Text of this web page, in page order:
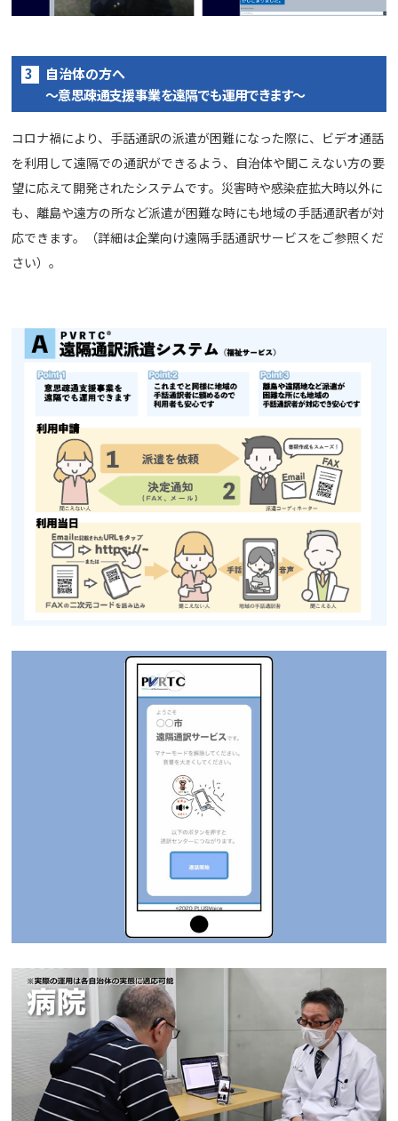
自治体の方へ
～意思疎通支援事業を遠隔でも運用できます～
コロナ禍により、手話通訳の派遣が困難になった際に、ビデオ通話
を利用して遠隔での通訳ができるよう、自治体や聞こえない方の要
望に応えて開発されたシステムです。災害時や感染症拡大時以外に
も、離島や遠方の所など派遣が困難な時にも地域の手話通訳者が対
応できます。（詳細は企業向け遠隔手話通訳サービスをご参照くだ
さい）。